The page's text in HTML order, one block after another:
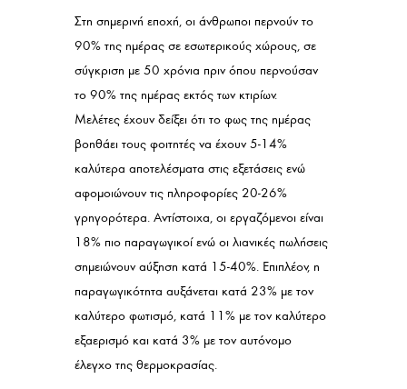
Στη σημερινή εποχή, οι άνθρωποι περνούν το
90% της ημέρας σε εσωτερικούς χώρους, σε
σύγκριση με 50 χρόνια πριν όπου περνούσαν
το 90% της ημέρας εκτός των κτιρίων.
Μελέτες έχουν δείξει ότι το φως της ημέρας
βοηθάει τους φοιτητές να έχουν 5-14%
καλύτερα αποτελέσματα στις εξετάσεις ενώ
αφομοιώνουν τις πληροφορίες 20-26%
γρηγορότερα. Αντίστοιχα, οι εργαζόμενοι είναι
18% πιο παραγωγικοί ενώ οι λιανικές πωλήσεις
σημειώνουν αύξηση κατά 15-40%. Επιπλέον, η
παραγωγικότητα αυξάνεται κατά 23% με τον
καλύτερο φωτισμό, κατά 11% με τον καλύτερο
εξαερισμό και κατά 3% με τον αυτόνομο
έλεγχο της θερμοκρασίας.